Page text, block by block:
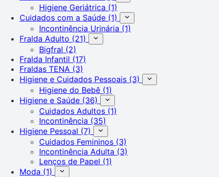
Higiene Geriátrica (1)
Cuidados com a Saúde (1)
Incontinência Urinária (1)
Fralda Adulto (21)
Bigfral (2)
Fralda Infantil (17)
Fraldas TENA (3)
Higiene e Cuidados Pessoais (3)
Higiene do Bebê (1)
Higiene e Saúde (36)
Cuidados Adultos (1)
Incontinência (35)
Higiene Pessoal (7)
Cuidados Femininos (3)
Incontinência Adulta (3)
Lenços de Papel (1)
Moda (1)